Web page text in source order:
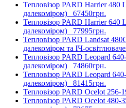
Тепловізор PARD Harrier 480
далекоміром) 67450грн.
Тепловізор PARD Harrier 640
далекоміром) 77995грн.
Тепловізор PARD Landsat
далекоміром та ІЧ-
Тепловізор PARD Leopard
далекоміром) 74860грн.
Тепловізор PARD Leopard
далекоміром) 81415грн.
Тепловізор PARD Ocelot 256-
Тепловізор PARD Ocelot 480-